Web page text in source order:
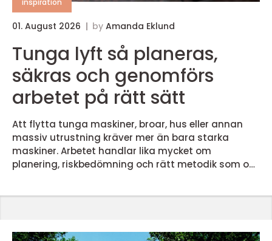
01. August 2026 by Amanda Eklund
Tunga lyft så planeras,
säkras och genomförs
arbetet på rätt sätt
Att flytta tunga maskiner, broar, hus eller annan
massiv utrustning kräver mer än bara starka
maskiner. Arbetet handlar lika mycket om
planering, riskbedömning och rätt metodik som om
avgörande faktor för ett tryggt och effektivt